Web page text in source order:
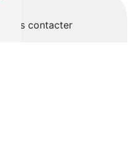
nous contacter